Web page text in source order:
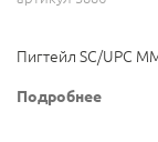
Пигтейл SC/UPC
Подробнее